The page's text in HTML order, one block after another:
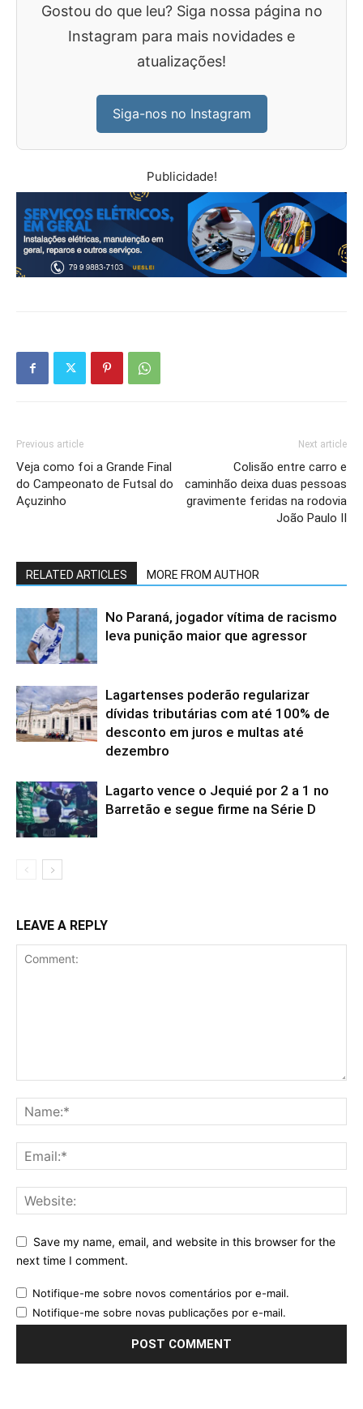
Gostou do que leu? Siga nossa página no
Instagram para mais novidades e
atualizações!
Siga-nos no Instagram
Publicidade!
Previous article
Veja como foi a Grande Final
do Campeonato de Futsal do
Açuzinho
Next article
Colisão entre carro e
caminhão deixa duas pessoas
gravimente feridas na rodovia
João Paulo II
RELATED ARTICLES MORE FROM AUTHOR
No Paraná, jogador vítima de racismo
leva punição maior que agressor
Lagartenses poderão regularizar
dívidas tributárias com até 100% de
desconto em juros e multas até
dezembro
Lagarto vence o Jequié por 2 a 1 no
Barretão e segue firme na Série D
LEAVE A REPLY
Save my name, email, and website in this browser for the
next time I comment.
Notifique-me sobre novos comentários por e-mail.
Notifique-me sobre novas publicações por e-mail.